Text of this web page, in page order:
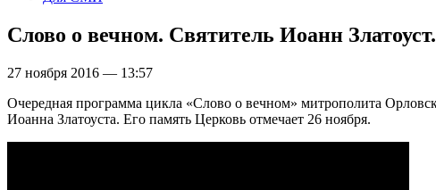
Слово о вечном. Святитель Иоанн
27 ноября 2016 — 13:57
Очередная программа цикла «Слово о вечном» митрополита
Иоанна Златоуста. Его память Церковь отмечает 26 ноября.